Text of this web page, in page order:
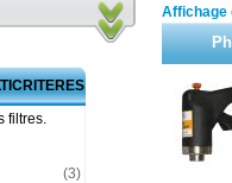
filtres.
(3)
Affichage